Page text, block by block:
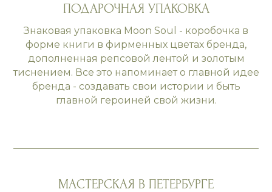
ПОДАРОЧНАЯ УПАКОВКА
Знаковая упаковка Moon Soul - коробочка в
форме книги в фирменных цветах бренда,
дополненная репсовой лентой и золотым
тиснением. Все это напоминает о главной идее
бренда - создавать свои истории и быть
главной героиней свой жизни.
МАСТЕРСКАЯ В ПЕТЕРБУРГЕ